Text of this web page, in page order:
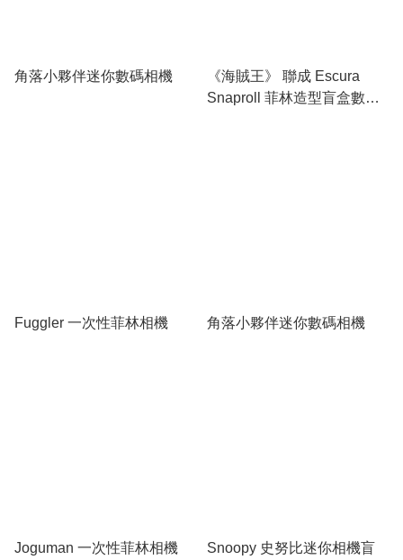
角落小夥伴迷你數碼相機
《海賊王》 聯成 Escura
Snaproll 菲林造型盲盒數碼
Fuggler 一次性菲林相機 角落小夥伴迷你數碼相機
Joguman 一次性菲林相機
Snoopy 史努比迷你相機盲